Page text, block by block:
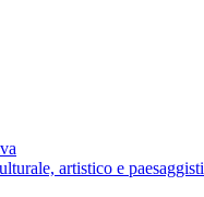
artistico e